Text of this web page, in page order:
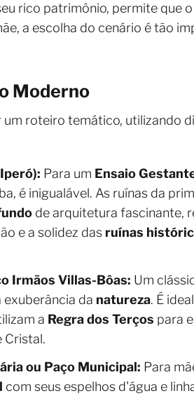
rico patrimônio, permite que o
a escolha do cenário é tão
Moderno
um roteiro temático, utilizando
Para um Ensaio
é inigualável. As ruínas da
de arquitetura fascinante,
e a solidez das ruínas
Irmãos Villas-Bôas: Um
exuberância da natureza. É
a Regra dos Terços para
Cristal.
ou Paço Municipal: Para
com seus espelhos d'água e